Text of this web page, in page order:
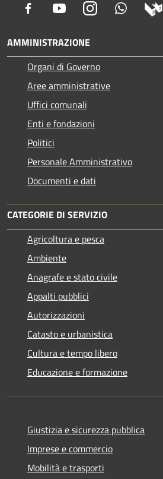
Facebook YoutubeInstagram Whatsapp
AMMINISTRAZIONE
Organi di Governo
Aree amministrative
Uffici comunali
Enti e fondazioni
Politici
Personale Amministrativo
Documenti e dati
CATEGORIE DI SERVIZIO
Agricoltura e pesca
Ambiente
Anagrafe e stato civile
Appalti pubblici
Autorizzazioni
Catasto e urbanistica
Cultura e tempo libero
Educazione e formazione
Giustizia e sicurezza pubblica
Imprese e commercio
Mobilità e trasporti